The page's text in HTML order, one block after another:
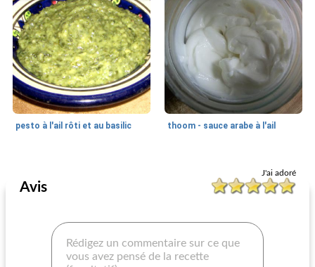
pesto à l'ail rôti et au basilic thoom - sauce arabe à l'ail
J'ai adoré
Avis